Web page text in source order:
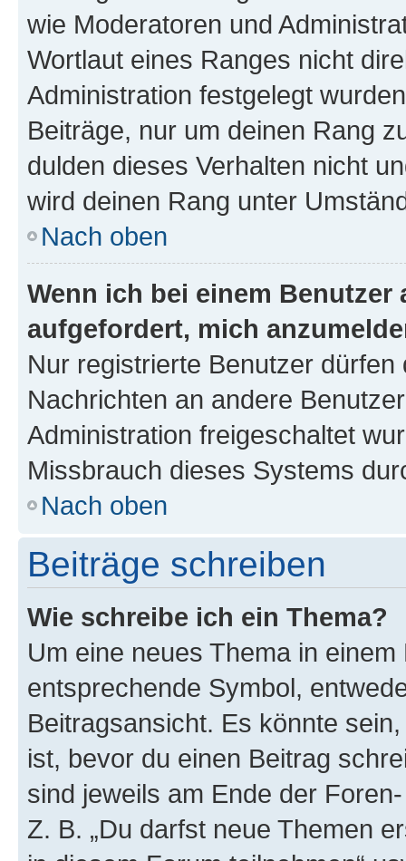
wie Moderatoren und
Wortlaut eines Ranges nicht
Administration festgelegt
Beiträge, nur um deinen Rang
dulden dieses Verhalten nicht
wird deinen Rang unter
Nach oben
Wenn ich bei einem
aufgefordert, mich
Nur registrierte Benutzer
Nachrichten an andere
Administration freigeschaltet
Missbrauch dieses Systems
Nach oben
Beiträge schreiben
Wie schreibe ich ein Thema?
Um eine neues Thema in
entsprechende Symbol,
Beitragsansicht. Es könnte
ist, bevor du einen Beitrag
sind jeweils am Ende der
Z. B. „Du darfst neue Themen